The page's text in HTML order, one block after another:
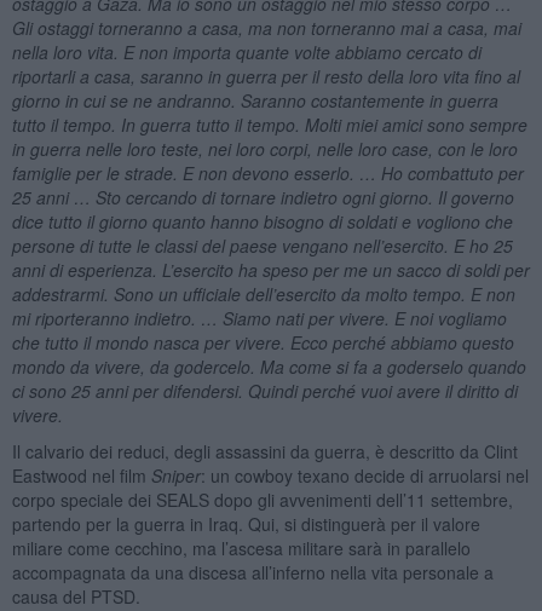
Gli ostaggi torneranno a casa, ma non torneranno mai a casa, mai
nella loro vita. E non importa quante volte abbiamo cercato di
riportarli a casa, saranno in guerra per il resto della loro vita fino al
giorno in cui se ne andranno. Saranno costantemente in guerra
tutto il tempo. In guerra tutto il tempo. Molti miei amici sono sempre
in guerra nelle loro teste, nei loro corpi, nelle loro case, con le loro
famiglie per le strade. E non devono esserlo. … Ho combattuto per
25 anni … Sto cercando di tornare indietro ogni giorno. Il governo
dice tutto il giorno quanto hanno bisogno di soldati e vogliono che
persone di tutte le classi del paese vengano nell’esercito. E ho 25
anni di esperienza. L’esercito ha speso per me un sacco di soldi per
addestrarmi. Sono un ufficiale dell’esercito da molto tempo. E non
mi riporteranno indietro. … Siamo nati per vivere. E noi vogliamo
che tutto il mondo nasca per vivere. Ecco perché abbiamo questo
mondo da vivere, da godercelo. Ma come si fa a goderselo quando
ci sono 25 anni per difendersi. Quindi perché vuoi avere il diritto di
vivere.
Il calvario dei reduci, degli assassini da guerra, è descritto da Clint
Eastwood nel film Sniper: un cowboy texano decide di arruolarsi nel
corpo speciale dei SEALS dopo gli avvenimenti dell’11 settembre,
partendo per la guerra in Iraq. Qui, si distinguerà per il valore
miliare come cecchino, ma l’ascesa militare sarà in parallelo
accompagnata da una discesa all’inferno nella vita personale a
causa del PTSD.